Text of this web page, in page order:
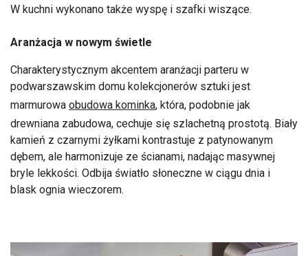
W kuchni wykonano także wyspę i szafki wiszące.
Aranżacja w nowym świetle
Charakterystycznym akcentem aranżacji parteru w
podwarszawskim domu kolekcjonerów sztuki jest
marmurowa obudowa kominka, która, podobnie jak
drewniana zabudowa, cechuje się szlachetną prostotą. Biały
kamień z czarnymi żyłkami kontrastuje z patynowanym
dębem, ale harmonizuje ze ścianami, nadając masywnej
bryle lekkości. Odbija światło słoneczne w ciągu dnia i
blask ognia wieczorem.